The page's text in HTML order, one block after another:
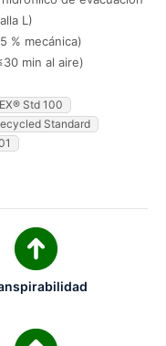
L)
% mecánica)
min al aire)
Std 100
Standard